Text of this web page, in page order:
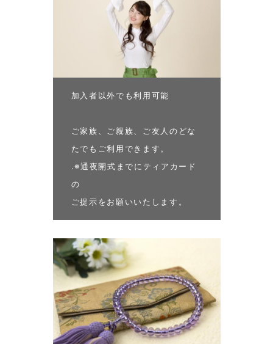
加入者以外でも利用可能
ご家族、ご親族、ご友人のどな
たでもご利用できます。
.※通夜開式までにティアカード
の
ご提示をお願いいたします。